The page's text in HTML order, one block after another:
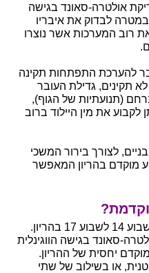
אולטרה-סאונד בגישה
לבדוק את איבריו
רוב המערכות אשר נוצרו
להערכת התפתחות תקינה
תקינים, גדילת העובר
(תנועתיות של הגוף),
לקבוע את מין היילוד ברוב
לצורך בירור המשכי
מוקדם בהריון המאפשר
סאונד בגישה הווגינלית
יחסית של ההריון.
או בשילוב של שתי